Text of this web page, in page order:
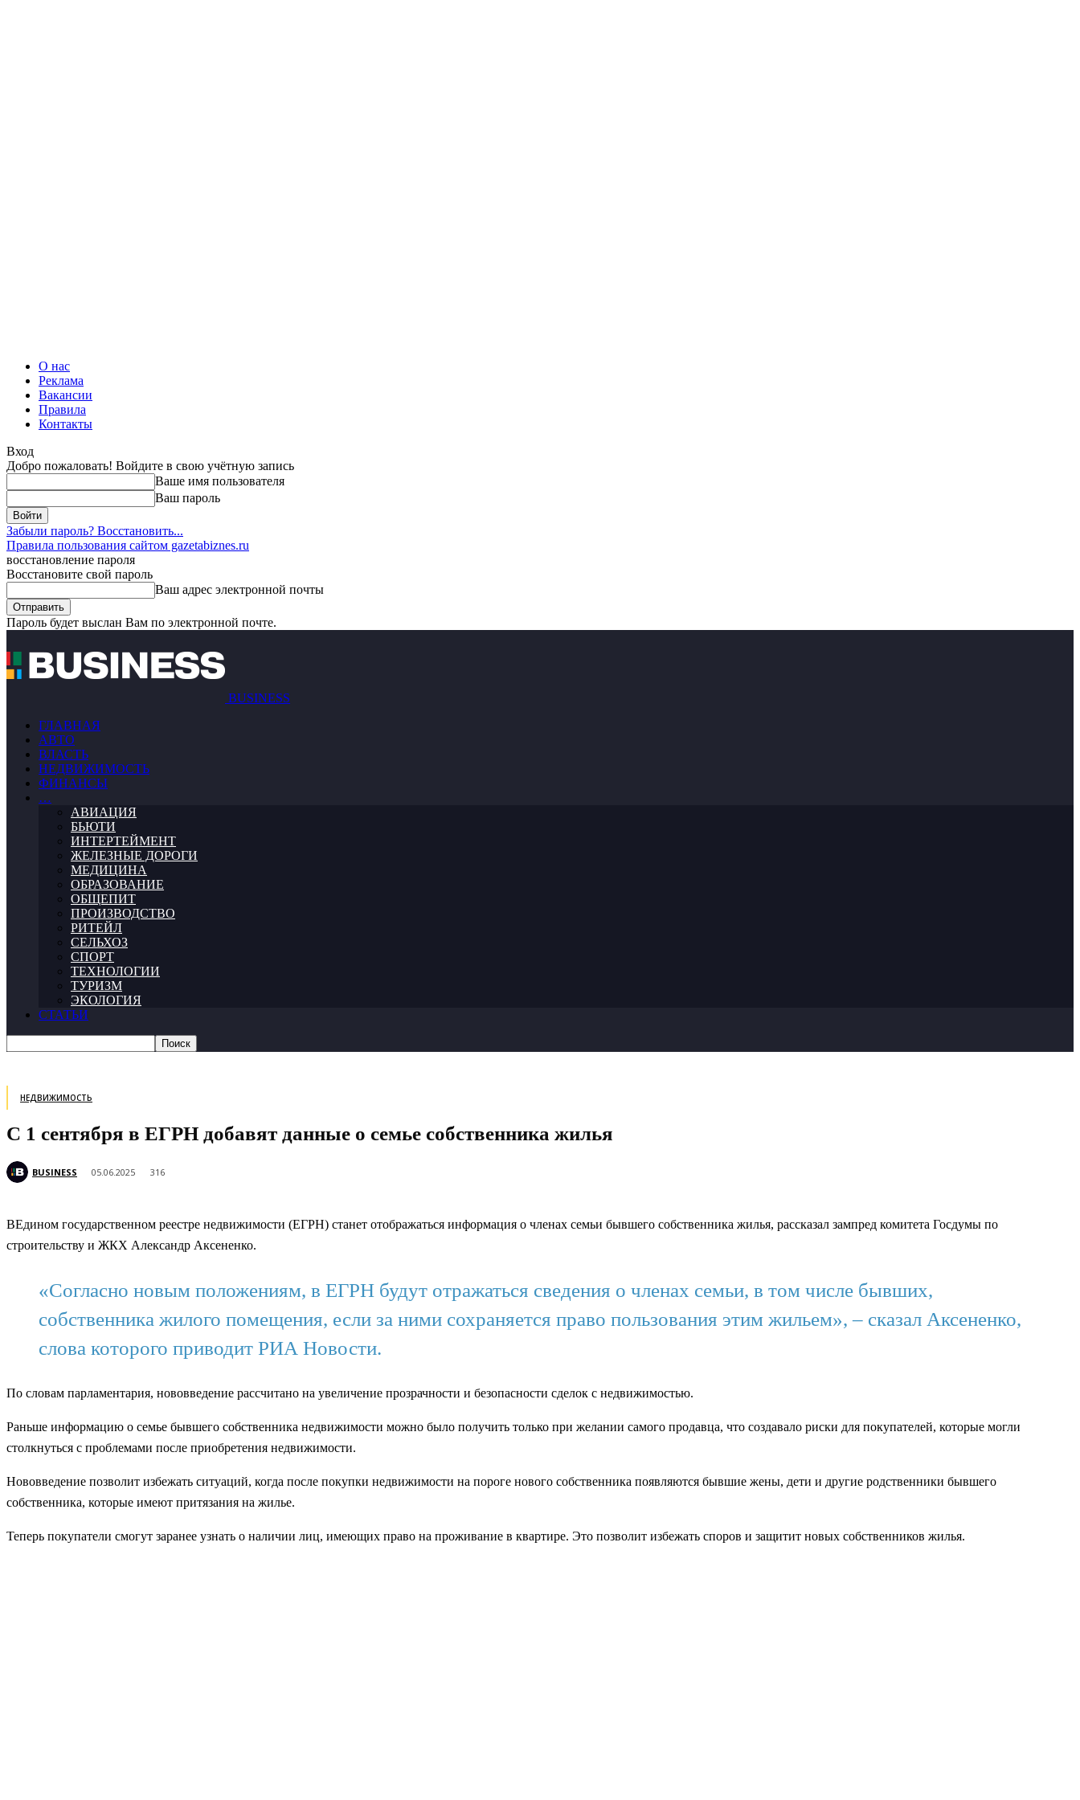
О нас
Реклама
Вакансии
Правила
Контакты
Вход
Добро пожаловать! Войдите в свою учётную запись
Ваше имя пользователя
Ваш пароль
Забыли пароль? Восстановить...
Правила пользования сайтом gazetabiznes.ru
восстановление пароля
Восстановите свой пароль
Ваш адрес электронной почты
Пароль будет выслан Вам по электронной почте.
BUSINESS
ГЛАВНАЯ
АВТО
ВЛАСТЬ
НЕДВИЖИМОСТЬ
ФИНАНСЫ
…
АВИАЦИЯ
БЬЮТИ
ИНТЕРТЕЙМЕНТ
ЖЕЛЕЗНЫЕ ДОРОГИ
МЕДИЦИНА
ОБРАЗОВАНИЕ
ОБЩЕПИТ
ПРОИЗВОДСТВО
РИТЕЙЛ
СЕЛЬХОЗ
СПОРТ
ТЕХНОЛОГИИ
ТУРИЗМ
ЭКОЛОГИЯ
СТАТЬИ
НЕДВИЖИМОСТЬ
С 1 сентября в ЕГРН добавят данные о семье собственника жилья
BUSINESS 05.06.2025 316
ВЕдином государственном реестре недвижимости (ЕГРН) станет отображаться информация о членах семьи бывшего собственника жилья, рассказал зампред комитета Госдумы по
строительству и ЖКХ Александр Аксененко.
«Согласно новым положениям, в ЕГРН будут отражаться сведения о членах семьи, в том числе бывших,
собственника жилого помещения, если за ними сохраняется право пользования этим жильем», – сказал Аксененко,
слова которого приводит РИА Новости.
По словам парламентария, нововведение рассчитано на увеличение прозрачности и безопасности сделок с недвижимостью.
Раньше информацию о семье бывшего собственника недвижимости можно было получить только при желании самого продавца, что создавало риски для покупателей, которые могли
столкнуться с проблемами после приобретения недвижимости.
Нововведение позволит избежать ситуаций, когда после покупки недвижимости на пороге нового собственника появляются бывшие жены, дети и другие родственники бывшего
собственника, которые имеют притязания на жилье.
Теперь покупатели смогут заранее узнать о наличии лиц, имеющих право на проживание в квартире. Это позволит избежать споров и защитит новых собственников жилья.